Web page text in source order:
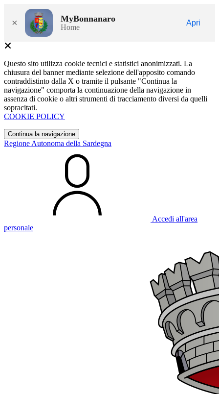
× MyBonnanaro
Home
Apri
Questo sito utilizza cookie tecnici e statistici anonimizzati. La
chiusura del banner mediante selezione dell'apposito comando
contraddistinto dalla X o tramite il pulsante "Continua la
navigazione" comporta la continuazione della navigazione in
assenza di cookie o altri strumenti di tracciamento diversi da quelli
sopracitati.
COOKIE POLICY
Continua la navigazione
Regione Autonoma della Sardegna
Accedi all'area
personale